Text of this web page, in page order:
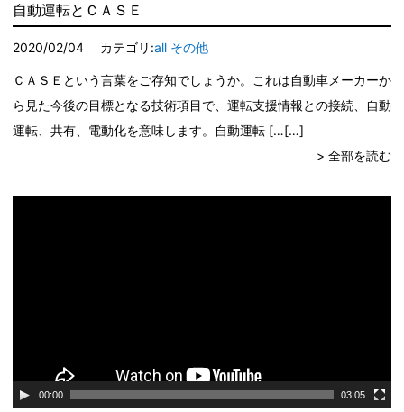
自動運転とＣＡＳＥ
2020/02/04 カテゴリ:all その他
ＣＡＳＥという言葉をご存知でしょうか。これは自動車メーカーか
ら見た今後の目標となる技術項目で、運転支援情報との接続、自動
運転、共有、電動化を意味します。自動運転 […
> 全部を読む
00:00 03:05